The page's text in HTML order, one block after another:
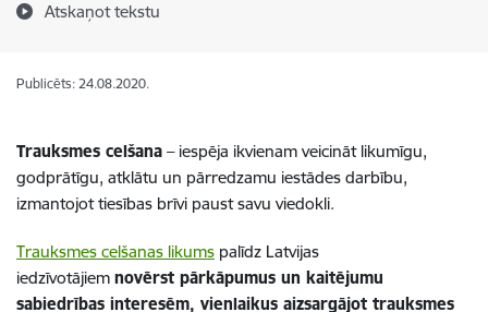
Atskaņot tekstu
Publicēts: 24.08.2020.
Trauksmes celšana – iespēja ikvienam veicināt likumīgu,
godprātīgu, atklātu un pārredzamu iestādes darbību,
izmantojot tiesības brīvi paust savu viedokli.
Trauksmes celšanas likums palīdz Latvijas
iedzīvotājiem novērst pārkāpumus un kaitējumu
sabiedrības interesēm, vienlaikus aizsargājot trauksmes